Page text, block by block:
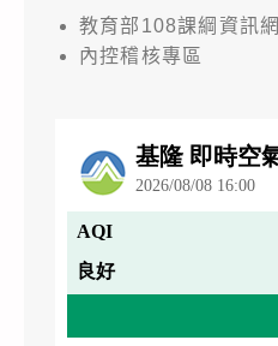
教育部108課綱資訊網
內控稽核專區